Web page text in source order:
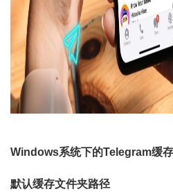
Windows系统下的Telegram缓
默认缓存文件夹路径